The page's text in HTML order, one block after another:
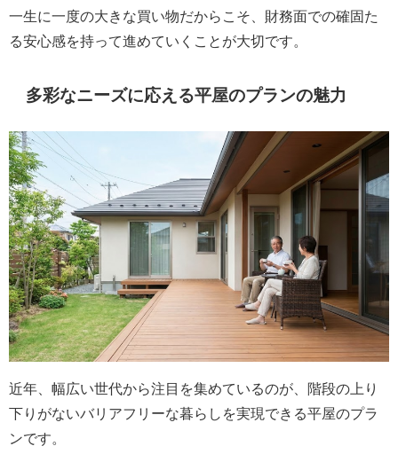
一生に一度の大きな買い物だからこそ、財務面での確固た
る安心感を持って進めていくことが大切です。
多彩なニーズに応える平屋のプランの魅力
近年、幅広い世代から注目を集めているのが、階段の上り
下りがないバリアフリーな暮らしを実現できる平屋のプラ
ンです。